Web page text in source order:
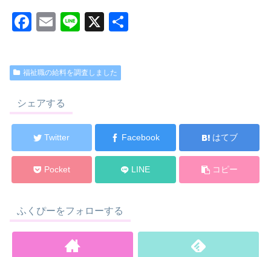
F
c
e
b
o
o
k
E
ail
Li
e
X
福祉職の給料を調査しました
シェアする
Twitter Facebook はてブ
Pocket LINE コピー
ふくぴーをフォローする